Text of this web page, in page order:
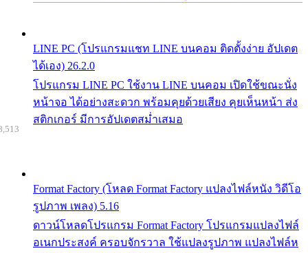
LINE PC (โปรแกรมแชท LINE บนคอม ติดตั้งง่าย อัปเดต
ได้เอง) 26.2.0
โปรแกรม LINE PC ใช้งาน LINE บนคอม เปิดใช้ขณะนั่ง
หน้าจอ ได้อย่างสะดวก พร้อมคุยด้วยเสียง คุยเห็นหน้า ส่ง
สติกเกอร์ มีการอัปเดตสม่ำเสมอ
Format Factory (โหลด Format Factory แปลงไฟล์หนัง วิดีโอ
รูปภาพ เพลง) 5.16
ดาวน์โหลดโปรแกรม Format Factory โปรแกรมแปลงไฟล์
อเนกประสงค์ ครอบจักรวาล ใช้แปลงรูปภาพ แปลงไฟล์ห